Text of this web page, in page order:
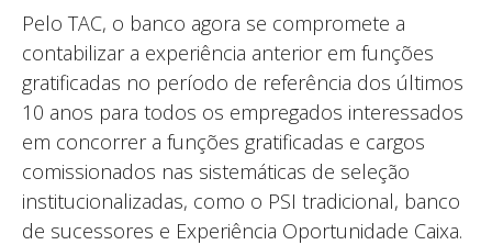
Pelo TAC, o banco agora se compromete a
contabilizar a experiência anterior em funções
gratificadas no período de referência dos últimos
10 anos para todos os empregados interessados
em concorrer a funções gratificadas e cargos
comissionados nas sistemáticas de seleção
institucionalizadas, como o PSI tradicional, banco
de sucessores e Experiência Oportunidade Caixa.